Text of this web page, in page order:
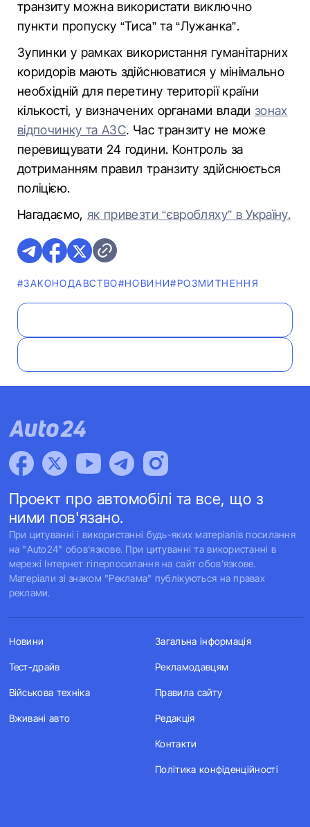
транзиту можна використати виключно
пункти пропуску “Тиса” та “Лужанка”.
Зупинки у рамках використання гуманітарних
коридорів мають здійснюватися у мінімально
необхідній для перетину території країни
кількості, у визначених органами влади зонах
відпочинку та АЗС. Час транзиту не може
перевищувати 24 години. Контроль за
дотриманням правил транзиту здійснюється
поліцією.
Нагадаємо, як привезти “євробляху” в Україну.
#ЗАКОНОДАВСТВО#НОВИНИ#РОЗМИТНЕННЯ
Проект про автомобілі та все, що з
ними пов'язано.
При цитуванні і використанні будь-яких матеріалів посилання
на "Auto24" обов'язкове. При цитуванні та використанні в
мережі Інтернет гіперпосилання на сайт обов'язкове.
Матеріали зі знаком "Реклама" публікуються на правах
реклами.
Новини
Тест-драйв
Військова техніка
Вживані авто
Загальна інформація
Рекламодавцям
Правила сайту
Редакція
Контакти
Політика конфіденційності